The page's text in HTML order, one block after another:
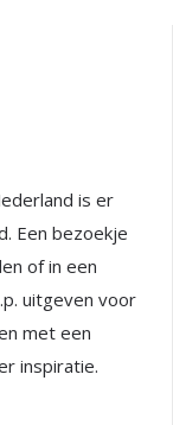
is er
Een bezoekje
of in een
uitgeven voor
met een
inspiratie.